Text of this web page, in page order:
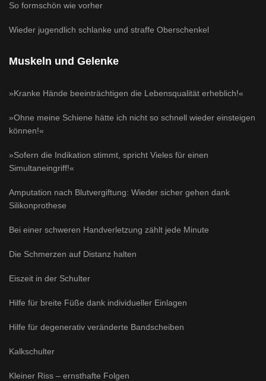
So formschön wie vorher
Wieder jugendlich schlanke und straffe Oberschenkel
Muskeln und Gelenke
»Kranke Hände beeinträchtigen die Lebensqualität erheblich!«
»Ohne meine Schiene hätte ich nicht so schnell wieder einsteigen
können!«
»Sofern die Indikation stimmt, spricht Vieles für einen
Simultaneingriff!«
Amputation nach Blutvergiftung: Wieder sicher gehen dank
Silikonprothese
Bei einer schweren Handverletzung zählt jede Minute
Die Schmerzen auf Distanz halten
Eiszeit in der Schulter
Hilfe für breite Füße dank individueller Einlagen
Hilfe für degenerativ veränderte Bandscheiben
Kalkschulter
Kleiner Riss – ernsthafte Folgen